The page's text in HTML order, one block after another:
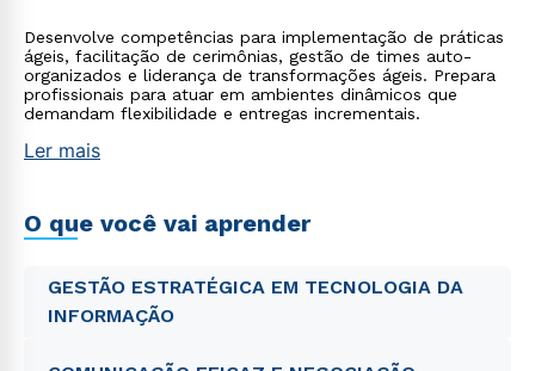
Desenvolve competências para implementação de práticas
ágeis, facilitação de cerimônias, gestão de times auto-
organizados e liderança de transformações ágeis. Prepara
profissionais para atuar em ambientes dinâmicos que
demandam flexibilidade e entregas incrementais.
Ler mais
O que você vai aprender
GESTÃO ESTRATÉGICA EM TECNOLOGIA DA
INFORMAÇÃO